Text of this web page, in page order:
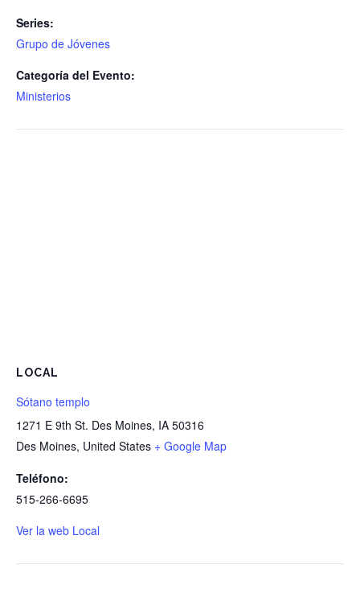
Series:
Grupo de Jóvenes
Categoría del Evento:
Ministerios
LOCAL
Sótano templo
1271 E 9th St. Des Moines, IA 50316
Des Moines, United States + Google Map
Teléfono:
515-266-6695
Ver la web Local